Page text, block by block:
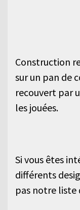
Construction
sur un pan de
recouvert par
les jouées.
Si vous êtes
différents
pas notre liste